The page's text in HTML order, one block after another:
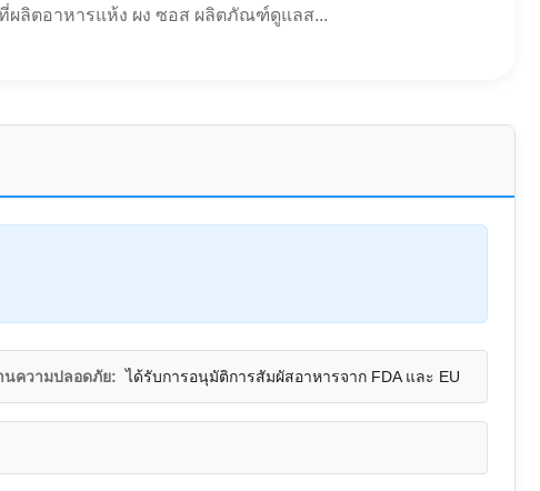
ผลิตอาหารแห้ง ผง ซอส ผลิตภัณฑ์ดูแลส...
ความปลอดภัย: ได้รับการอนุมัติการสัมผัสอาหารจาก FDA และ EU